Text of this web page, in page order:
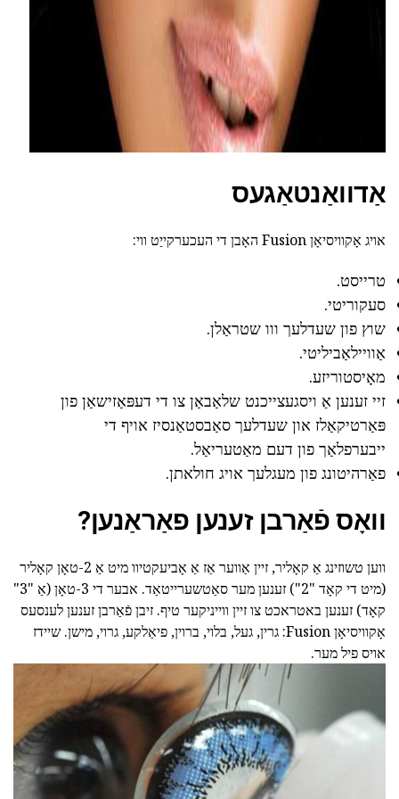
אַדוואַנטאַגעס
אויג אָקוויסיאָן Fusion האָבן די העכערקייַט ווי:
טרייסט.
סעקוריטי.
שוץ פון שעדלעך ווו שטראַלן.
אַוויילאַביליטי.
מאָיסטוריזע.
זיי זענען אַ ויסגעצייכנט שלאַבאַן צו די דעפּאַזישאַן פון
פּאַרטיקאַלז און שעדלעך סאַבסטאַנסיז אויף די
ייבערפלאַך פון דעם מאַטעריאַל.
פאַרהיטונג פון מעגלעך אויג חולאתן.
וואָס פֿאַרבן זענען פאַראַנען?
ווען טשוזינג אַ קאָליר, זיין אַווער אַז אַ אָביעקטיוו מיט אַ 2-טאָן קאָליר
(מיט די קאָד "2") זענען מער סאַטשערייטאַד. אבער די 3-טאָן (אַ "3"
קאָד) זענען באטראכט צו זיין ווייניקער טיף. זיבן פֿאַרבן זענען לענסעס
אָקוויסיאָן Fusion: גרין, געל, בלוי, ברוין, פיאַלקע, גרוי, מישן. שיידז
אויס פיל מער.